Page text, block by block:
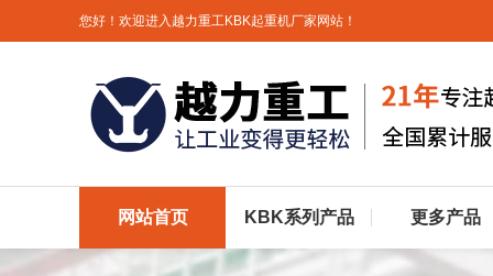
您好！欢迎进入越力重工KBK起重机厂家网站！
网站首页 KBK系列产品 更多产品